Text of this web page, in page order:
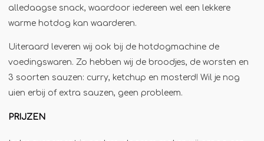
Glühweinkraam
Hamburgerkraam
Hotdogkraam
IJscokar
Jägermeister-tap
Kebabgrill
Partytrailer
Poffertjes
alledaagse snack, waardoor iedereen wel een lekkere
warme hotdog kan waarderen.
Uiteraard leveren wij ook bij de hotdogmachine de
voedingswaren. Zo hebben wij de broodjes, de worsten en
3 soorten sauzen: curry, ketchup en mosterd! Wil je nog
uien erbij of extra sauzen, geen probleem.
PRIJZEN